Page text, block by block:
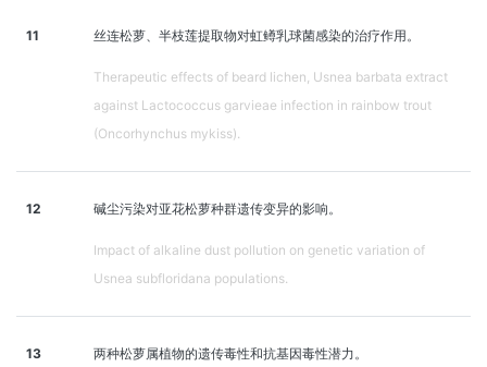
11 丝连松萝、半枝莲提取物对虹鳟乳球菌感染的治疗作用。
Therapeutic effects of beard lichen, Usnea barbata extract
against Lactococcus garvieae infection in rainbow trout
(Oncorhynchus mykiss).
12 碱尘污染对亚花松萝种群遗传变异的影响。
Impact of alkaline dust pollution on genetic variation of
Usnea subfloridana populations.
13 两种松萝属植物的遗传毒性和抗基因毒性潜力。